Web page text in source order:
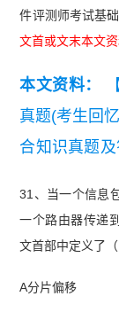
件评测师考试基
文首或文末本文
本文资料：
真题(考生回
合知识真题及
考试卷（应
师考试综合知
31、当一个信息
一个路由器传递
文首部中定义了
A分片偏移